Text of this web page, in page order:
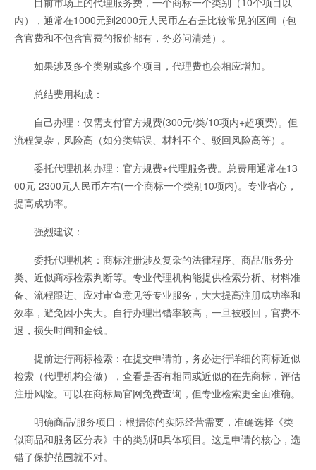
内），通常在1000元到2000元人民币左右是比较常见的区间（包
含官费和不包含官费的报价都有，务必问清楚）。
如果涉及多个类别或多个项目，代理费也会相应增加。
总结费用构成：
自己办理：仅需支付官方规费(300元/类/10项内+超项费)。但
流程复杂，风险高（如分类错误、材料不全、驳回风险高等）。
委托代理机构办理：官方规费+代理服务费。总费用通常在13
00元-2300元人民币左右(一个商标一个类别10项内)。专业省心，
提高成功率。
强烈建议：
委托代理机构：商标注册涉及复杂的法律程序、商品/服务分
类、近似商标检索判断等。专业代理机构能提供检索分析、材料准
备、流程跟进、应对审查意见等专业服务，大大提高注册成功率和
效率，避免因小失大。自行办理出错率较高，一旦被驳回，官费不
退，损失时间和金钱。
提前进行商标检索：在提交申请前，务必进行详细的商标近似
检索（代理机构会做），查看是否有相同或近似的在先商标，评估
注册风险。可以在商标局官网免费查询，但专业检索更全面准确。
明确商品/服务项目：根据你的实际经营需要，准确选择《类
似商品和服务区分表》中的类别和具体项目。这是申请的核心，选
错了保护范围就不对。